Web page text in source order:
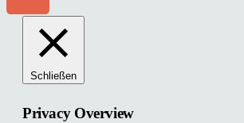
Schließen
Privacy Overview